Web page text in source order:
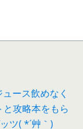
ース飲めなく
攻略本をもら
ツ( *´艸｀)